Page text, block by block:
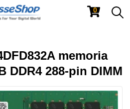
0
memoria
DDR4 288-pin DIMM